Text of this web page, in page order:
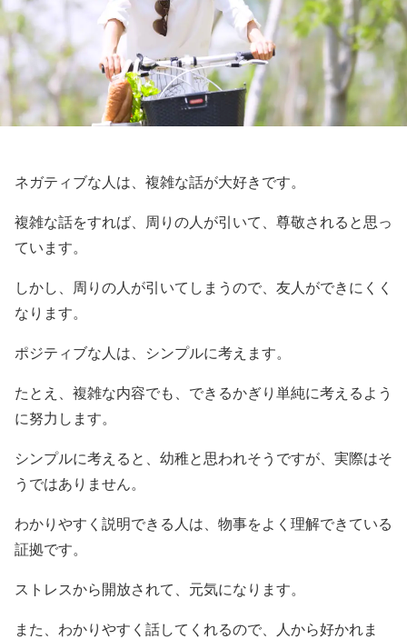
ネガティブな人は、複雑な話が大好きです。
複雑な話をすれば、周りの人が引いて、尊敬されると思っ
ています。
しかし、周りの人が引いてしまうので、友人ができにくく
なります。
ポジティブな人は、シンプルに考えます。
たとえ、複雑な内容でも、できるかぎり単純に考えるよう
に努力します。
シンプルに考えると、幼稚と思われそうですが、実際はそ
うではありません。
わかりやすく説明できる人は、物事をよく理解できている
証拠です。
ストレスから開放されて、元気になります。
また、わかりやすく話してくれるので、人から好かれま